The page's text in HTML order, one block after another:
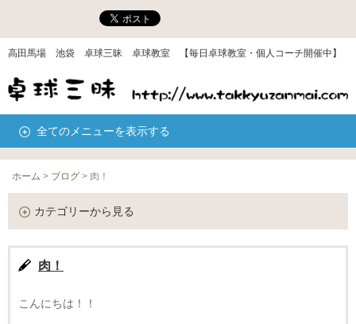
高田馬場 池袋 卓球三昧 卓球教室 【毎日卓球教室・個人コーチ開催中】
全てのメニューを表示する
ホーム > ブログ > 肉！
カテゴリーから見る
肉！
こんにちは！！